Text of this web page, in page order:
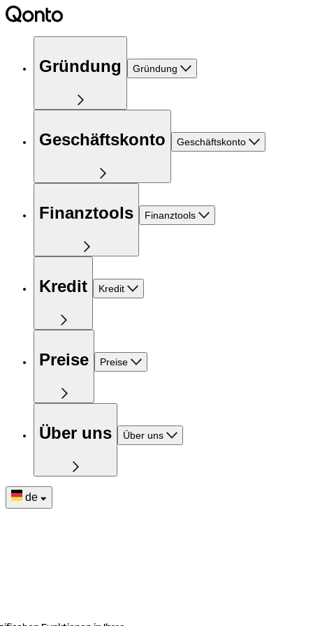
Gründung Gründung
Geschäftskonto Geschäftskonto
Finanztools Finanztools
Kredit Kredit
Preise Preise
Über uns Über uns
de